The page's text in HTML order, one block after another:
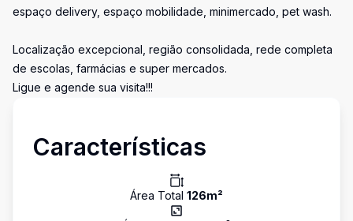
espaço delivery, espaço mobilidade, minimercado, pet wash.
Localização excepcional, região consolidada, rede completa
de escolas, farmácias e super mercados.
Ligue e agende sua visita!!!
Características
Área Total 126m²